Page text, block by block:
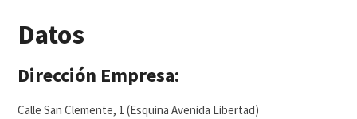
Datos
Dirección Empresa:
Calle San Clemente, 1 (Esquina Avenida Libertad)